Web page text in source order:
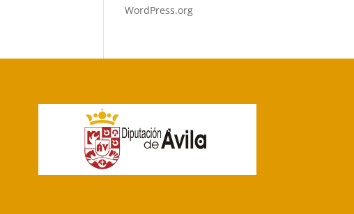
WordPress.org